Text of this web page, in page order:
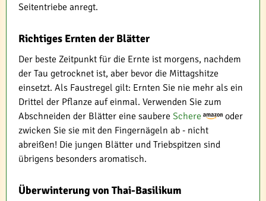
Seitentriebe anregt.
Richtiges Ernten der Blätter
Der beste Zeitpunkt für die Ernte ist morgens, nachdem
der Tau getrocknet ist, aber bevor die Mittagshitze
einsetzt. Als Faustregel gilt: Ernten Sie nie mehr als ein
Drittel der Pflanze auf einmal. Verwenden Sie zum
Abschneiden der Blätter eine saubere Schere
oder
zwicken Sie sie mit den Fingernägeln ab - nicht
abreißen! Die jungen Blätter und Triebspitzen sind
übrigens besonders aromatisch.
Überwinterung von Thai-Basilikum